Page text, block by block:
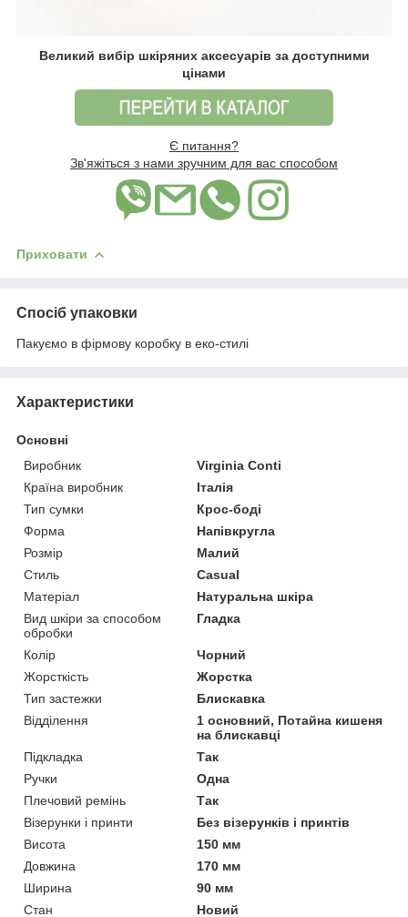
Великий вибір шкіряних аксесуарів за доступними
цінами
Є питання?
Зв'яжіться з нами зручним для вас способом
Приховати
Спосіб упаковки
Пакуємо в фірмову коробку в еко-стилі
Характеристики
Основні
Виробник
Virginia Conti
Країна виробник
Італія
Тип сумки
Крос-боді
Форма
Напівкругла
Розмір
Малий
Стиль
Casual
Матеріал
Натуральна шкіра
Вид шкіри за способом
обробки
Гладка
Колір
Чорний
Жорсткість
Жорстка
Тип застежки
Блискавка
Відділення
1 основний, Потайна кишеня
на блискавці
Підкладка
Так
Ручки
Одна
Плечовий ремінь
Так
Візерунки і принти
Без візерунків і принтів
Висота
150 мм
Довжина
170 мм
Ширина
90 мм
Стан
Новий